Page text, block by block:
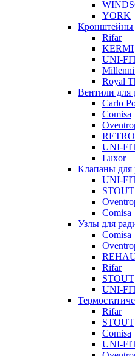
YORK
Кронштейны
Rifar
KERMI
UNI-
Royal
Вентили для
Carlo
Comisa
UNI-
Luxor
Клапаны для
UNI-
STOUT
Comisa
Узлы для
Comisa
Rifar
STOUT
UNI-
Rifar
STOUT
Comisa
UNI-